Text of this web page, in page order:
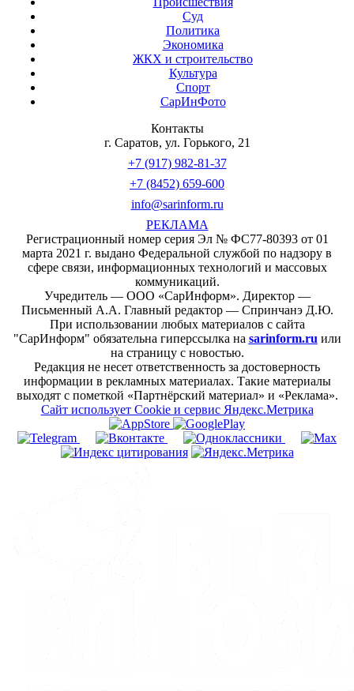
Суд
Политика
Экономика
ЖКХ и строительство
Культура
Спорт
СарИнФото
Контакты
г. Саратов, ул. Горького, 21
+7 (917) 982-81-37
+7 (8452) 659-600
info@sarinform.ru
РЕКЛАМА
Регистрационный номер серия Эл № ФС77-80393 от 01
марта 2021 г. выдано Федеральной службой по надзору в
сфере связи, информационных технологий и массовых
коммуникаций.
Учредитель — ООО «СарИнформ». Директор —
Письменный А.А. Главный редактор — Спринчанэ Д.Ю.
При использовании любых материалов с сайта
"СарИнформ" обязательна гиперссылка на sarinform.ru или
на страницу с новостью.
Редакция не несет ответственность за достоверность
информации в рекламных материалах. Такие материалы
выходят с пометкой «Партнёрский материал» и «Реклама».
Сайт использует Cookie и сервиc Яндекс.Метрика